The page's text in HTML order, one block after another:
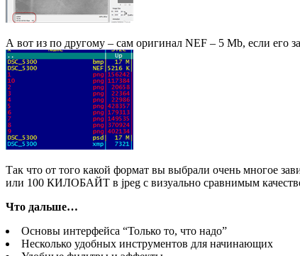
А вот из по другому – сам оригинал NEF – 5 Mb, если его
Так что от того какой формат вы выбрали очень многое
или 100 КИЛОБАЙТ в jpeg с визуально сравнимым
Что дальше…
Основы интерфейса “Только то, что надо”
Несколько удобных инструментов для начинающих